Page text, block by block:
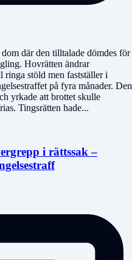
där den tilltalade dömdes för
Hovrätten ändrar
ringa stöld men fastställer i
på fyra månader. Den
yrkade att brottet skulle
Tingsrätten hade...
i rättssak –